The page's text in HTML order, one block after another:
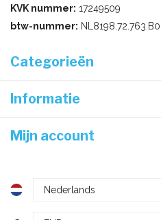
KVK nummer: 17249509
btw-nummer:
Categorieën
Informatie
Mijn account